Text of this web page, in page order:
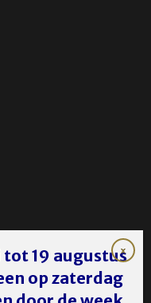
tot 19 augustus
op zaterdag